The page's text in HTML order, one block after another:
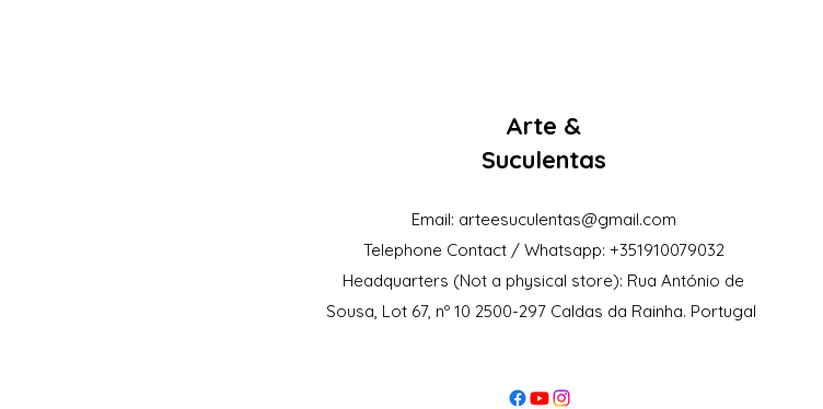
Arte &
Suculentas
Email: arteesuculentas@gmail.com
Telephone Contact / Whatsapp: +351910079032
Headquarters (Not a physical store): Rua António de
Sousa, Lot 67, nº 10 2500-297 Caldas da Rainha. Portugal